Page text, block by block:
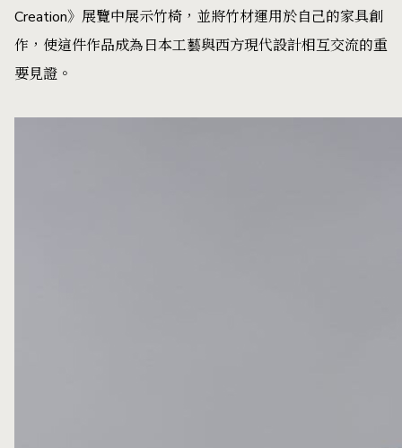
Creation》展覽中展示竹椅，並將竹材運用於自己的家具創
作，使這件作品成為日本工藝與西方現代設計相互交流的重
要見證。